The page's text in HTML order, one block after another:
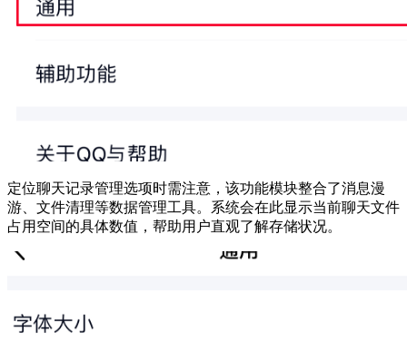
定位聊天记录管理选项时需注意，该功能模块整合了消息漫
游、文件清理等数据管理工具。系统会在此显示当前聊天文件
占用空间的具体数值，帮助用户直观了解存储状况。